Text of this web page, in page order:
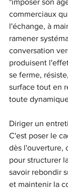
"imposer son
commerciaux
l'échange, à
ramener
conversation
produisent
se ferme,
surface tout en
toute
Diriger un
C'est poser le
dès l'ouverture,
pour structurer
savoir rebondir
et maintenir la